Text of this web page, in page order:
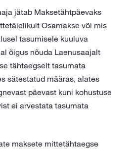
jätab Maksetähtpäevaks
Osamakse või mis
tasumisele kuuluva
õigus nõuda Laenusaajalt
tähtaegselt tasumata
sätestatud määras, alates
päevast kuni kohustuse
ei arvestata tasumata
maksete mittetähtaegse